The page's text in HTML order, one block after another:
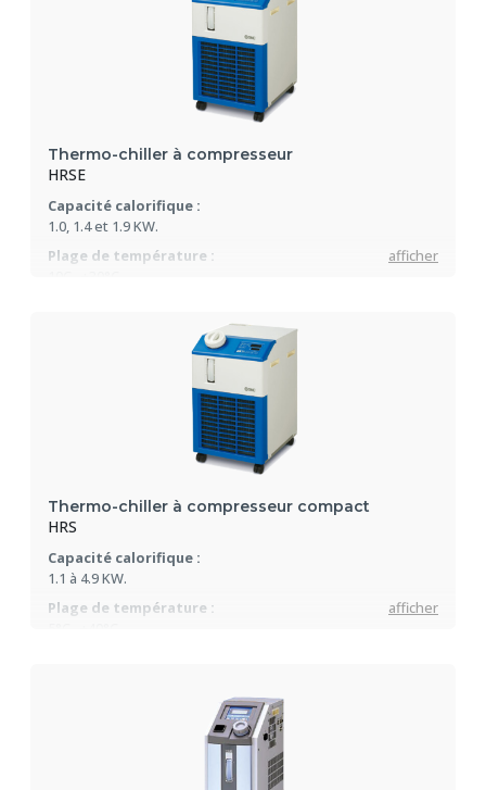
Thermo-chiller à compresseur
HRSE
Capacité calorifique :
1.0, 1.4 et 1.9 KW.
Plage de température :
afficher
Thermo-chiller à compresseur compact
HRS
Capacité calorifique :
1.1 à 4.9 KW.
Plage de température :
afficher